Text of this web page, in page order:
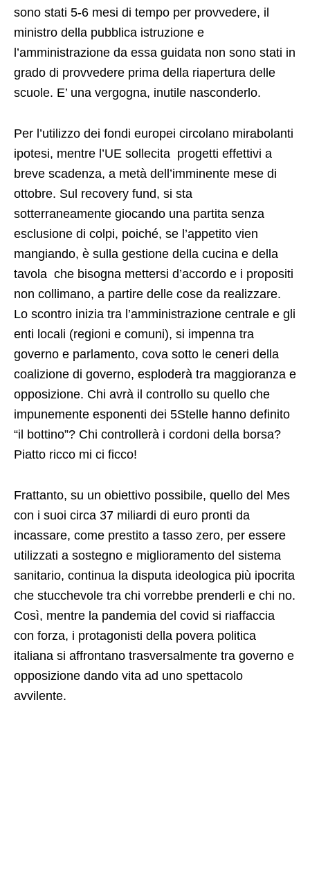
sono stati 5-6 mesi di tempo per provvedere, il
ministro della pubblica istruzione e
l’amministrazione da essa guidata non sono stati in
grado di provvedere prima della riapertura delle
scuole. E’ una vergogna, inutile nasconderlo.
Per l’utilizzo dei fondi europei circolano mirabolanti
ipotesi, mentre l’UE sollecita progetti effettivi a
breve scadenza, a metà dell’imminente mese di
ottobre. Sul recovery fund, si sta
sotterraneamente giocando una partita senza
esclusione di colpi, poiché, se l’appetito vien
mangiando, è sulla gestione della cucina e della
tavola che bisogna mettersi d’accordo e i propositi
non collimano, a partire delle cose da realizzare.
Lo scontro inizia tra l’amministrazione centrale e gli
enti locali (regioni e comuni), si impenna tra
governo e parlamento, cova sotto le ceneri della
coalizione di governo, esploderà tra maggioranza e
opposizione. Chi avrà il controllo su quello che
impunemente esponenti dei 5Stelle hanno definito
“il bottino”? Chi controllerà i cordoni della borsa?
Piatto ricco mi ci ficco!
Frattanto, su un obiettivo possibile, quello del Mes
con i suoi circa 37 miliardi di euro pronti da
incassare, come prestito a tasso zero, per essere
utilizzati a sostegno e miglioramento del sistema
sanitario, continua la disputa ideologica più ipocrita
che stucchevole tra chi vorrebbe prenderli e chi no.
Così, mentre la pandemia del covid si riaffaccia
con forza, i protagonisti della povera politica
italiana si affrontano trasversalmente tra governo e
opposizione dando vita ad uno spettacolo
avvilente.